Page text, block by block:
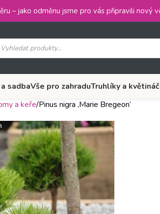
– jako odměnu jsme pro vás připravili nový
sadbaVše pro zahraduTruhlíky a
a keře Pinus nigra ‚Marie Bregeon‘